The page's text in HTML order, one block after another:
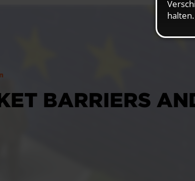
BARRIERS